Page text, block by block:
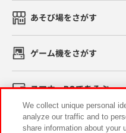
あそび場をさがす
ゲーム機をさがす
スマホ・PCであそぶ
イベント・キャンペーン
We collect unique personal
analyze our traffic and to
share information about your